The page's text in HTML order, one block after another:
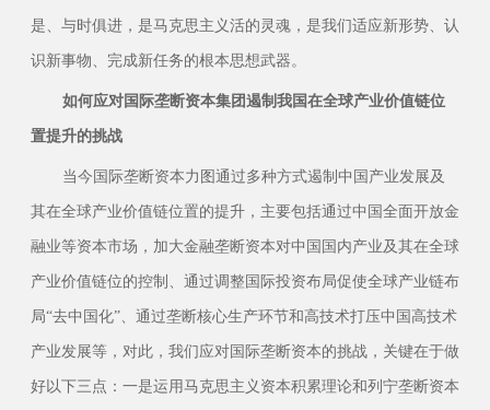
是、与时俱进，是马克思主义活的灵魂，是我们适应新形势、认
识新事物、完成新任务的根本思想武器。
如何应对国际垄断资本集团遏制我国在全球产业价值链位
置提升的挑战
当今国际垄断资本力图通过多种方式遏制中国产业发展及
其在全球产业价值链位置的提升，主要包括通过中国全面开放金
融业等资本市场，加大金融垄断资本对中国国内产业及其在全球
产业价值链位的控制、通过调整国际投资布局促使全球产业链布
局“去中国化”、通过垄断核心生产环节和高技术打压中国高技术
产业发展等，对此，我们应对国际垄断资本的挑战，关键在于做
好以下三点：一是运用马克思主义资本积累理论和列宁垄断资本